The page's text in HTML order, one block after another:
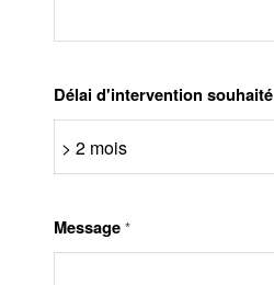
Délai d'intervention souhaité
Message *